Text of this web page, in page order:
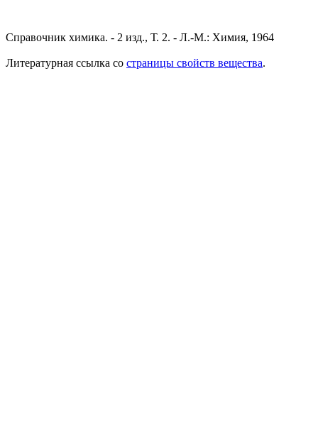
Справочник химика. - 2 изд., Т. 2. - Л.-М.: Химия, 1964
Литературная ссылка со страницы свойств вещества.